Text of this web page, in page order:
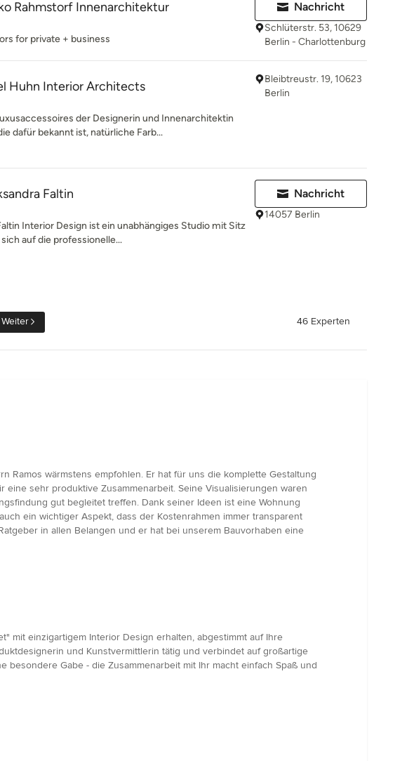
Rahmstorf Innenarchitektur
for private + business
Nachricht
Schlüterstr. 53, 10629
Berlin - Charlottenburg
Huhn Interior Architects
der Designerin und Innenarchitektin
dafür bekannt ist, natürliche Farb...
Bleibtreustr. 19, 10623
Berlin
Faltin
Interior Design ist ein unabhängiges Studio mit Sitz
sich auf die professionelle...
Nachricht
14057 Berlin
Weiter 46 Experten
Ramos wärmstens empfohlen. Er hat für uns die komplette Gestaltung
sehr produktive Zusammenarbeit. Seine Visualisierungen waren
gut begleitet treffen. Dank seiner Ideen ist eine Wohnung
ein wichtiger Aspekt, dass der Kostenrahmen immer transparent
in allen Belangen und er hat bei unserem Bauvorhaben eine
mit einzigartigem Interior Design erhalten, abgestimmt auf Ihre
und Kunstvermittlerin tätig und verbindet auf großartige
Gabe - die Zusammenarbeit mit Ihr macht einfach Spaß und